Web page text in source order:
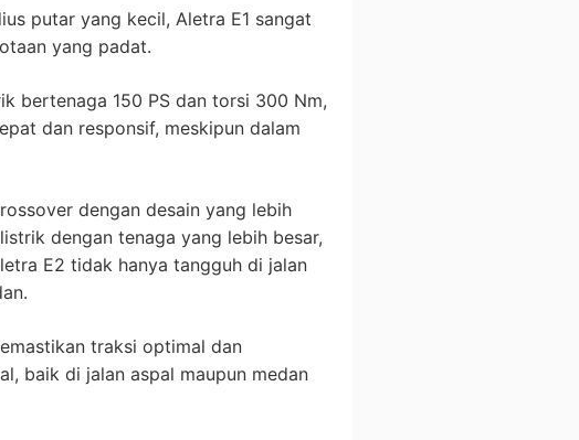
putar yang kecil, Aletra E1 sangat
yang padat.
bertenaga 150 PS dan torsi 300 Nm,
dan responsif, meskipun dalam
dengan desain yang lebih
dengan tenaga yang lebih besar,
E2 tidak hanya tangguh di jalan
traksi optimal dan
baik di jalan aspal maupun medan